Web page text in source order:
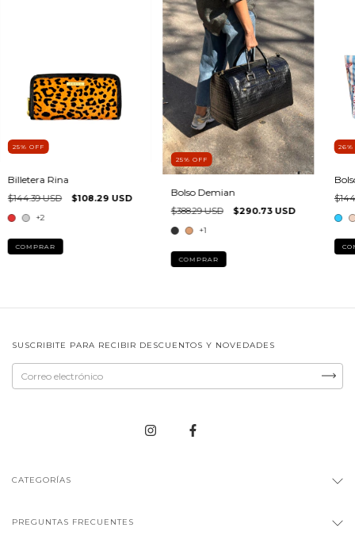
25% OFF
Billetera Rina
$144.39 USD $108.29 USD
+2
COMPRAR
25% OFF
Bolso Demian
$388.29 USD $290.73 USD
+1
COMPRAR
26
SUSCRIBITE PARA RECIBIR DESCUENTOS Y NOVEDADES
CATEGORÍAS
PREGUNTAS FRECUENTES